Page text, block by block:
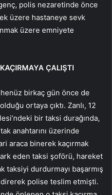
polis nezaretinde önce
üzere hastaneye sevk
üzere emniyete
ÇALIŞTI
birkaç gün önce de
ortaya çıktı. Zanlı, 12
bir taksi durağında,
anahtarını üzerinde
araca binerek kaçırmak
eden taksi şoförü, hareket
taksiyi durdurmayı başarmış
polise teslim etmişti.